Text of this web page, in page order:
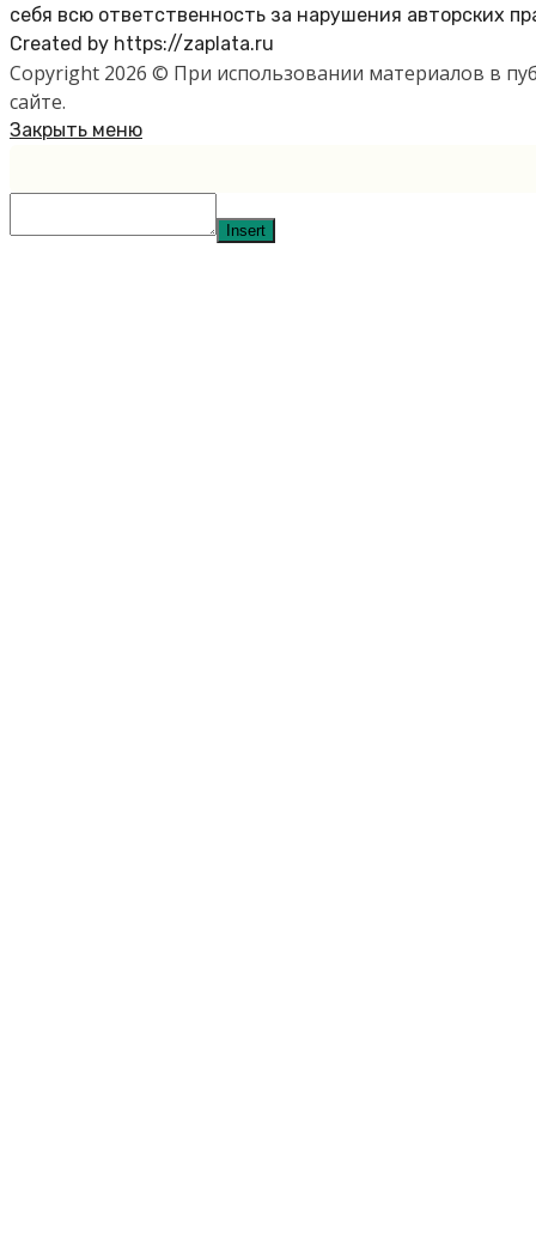
себя всю ответственность за нарушения авторских
Created by https://zaplata.ru
Copyright 2026 © При использовании материалов в
сайте.
Закрыть меню
Insert